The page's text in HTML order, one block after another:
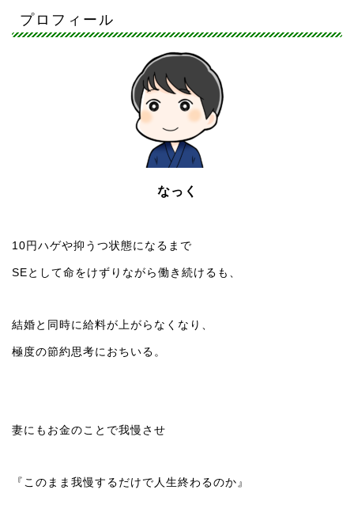
プロフィール
なっく
10円ハゲや抑うつ状態になるまで
SEとして命をけずりながら働き続けるも、
結婚と同時に給料が上がらなくなり、
極度の節約思考におちいる。
妻にもお金のことで我慢させ
『このまま我慢するだけで人生終わるのか』